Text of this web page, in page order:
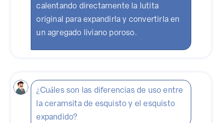
calentando directamente la lutita
original para expandirla y convertirla en
un agregado liviano poroso.
¿Cuáles son las diferencias de uso entre
la ceramsita de esquisto y el esquisto
expandido?